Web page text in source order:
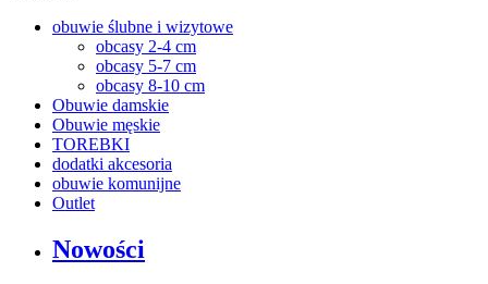
obuwie ślubne i wizytowe
obcasy 2-4 cm
obcasy 5-7 cm
obcasy 8-10 cm
Obuwie damskie
Obuwie męskie
TOREBKI
dodatki akcesoria
obuwie komunijne
Outlet
Nowości